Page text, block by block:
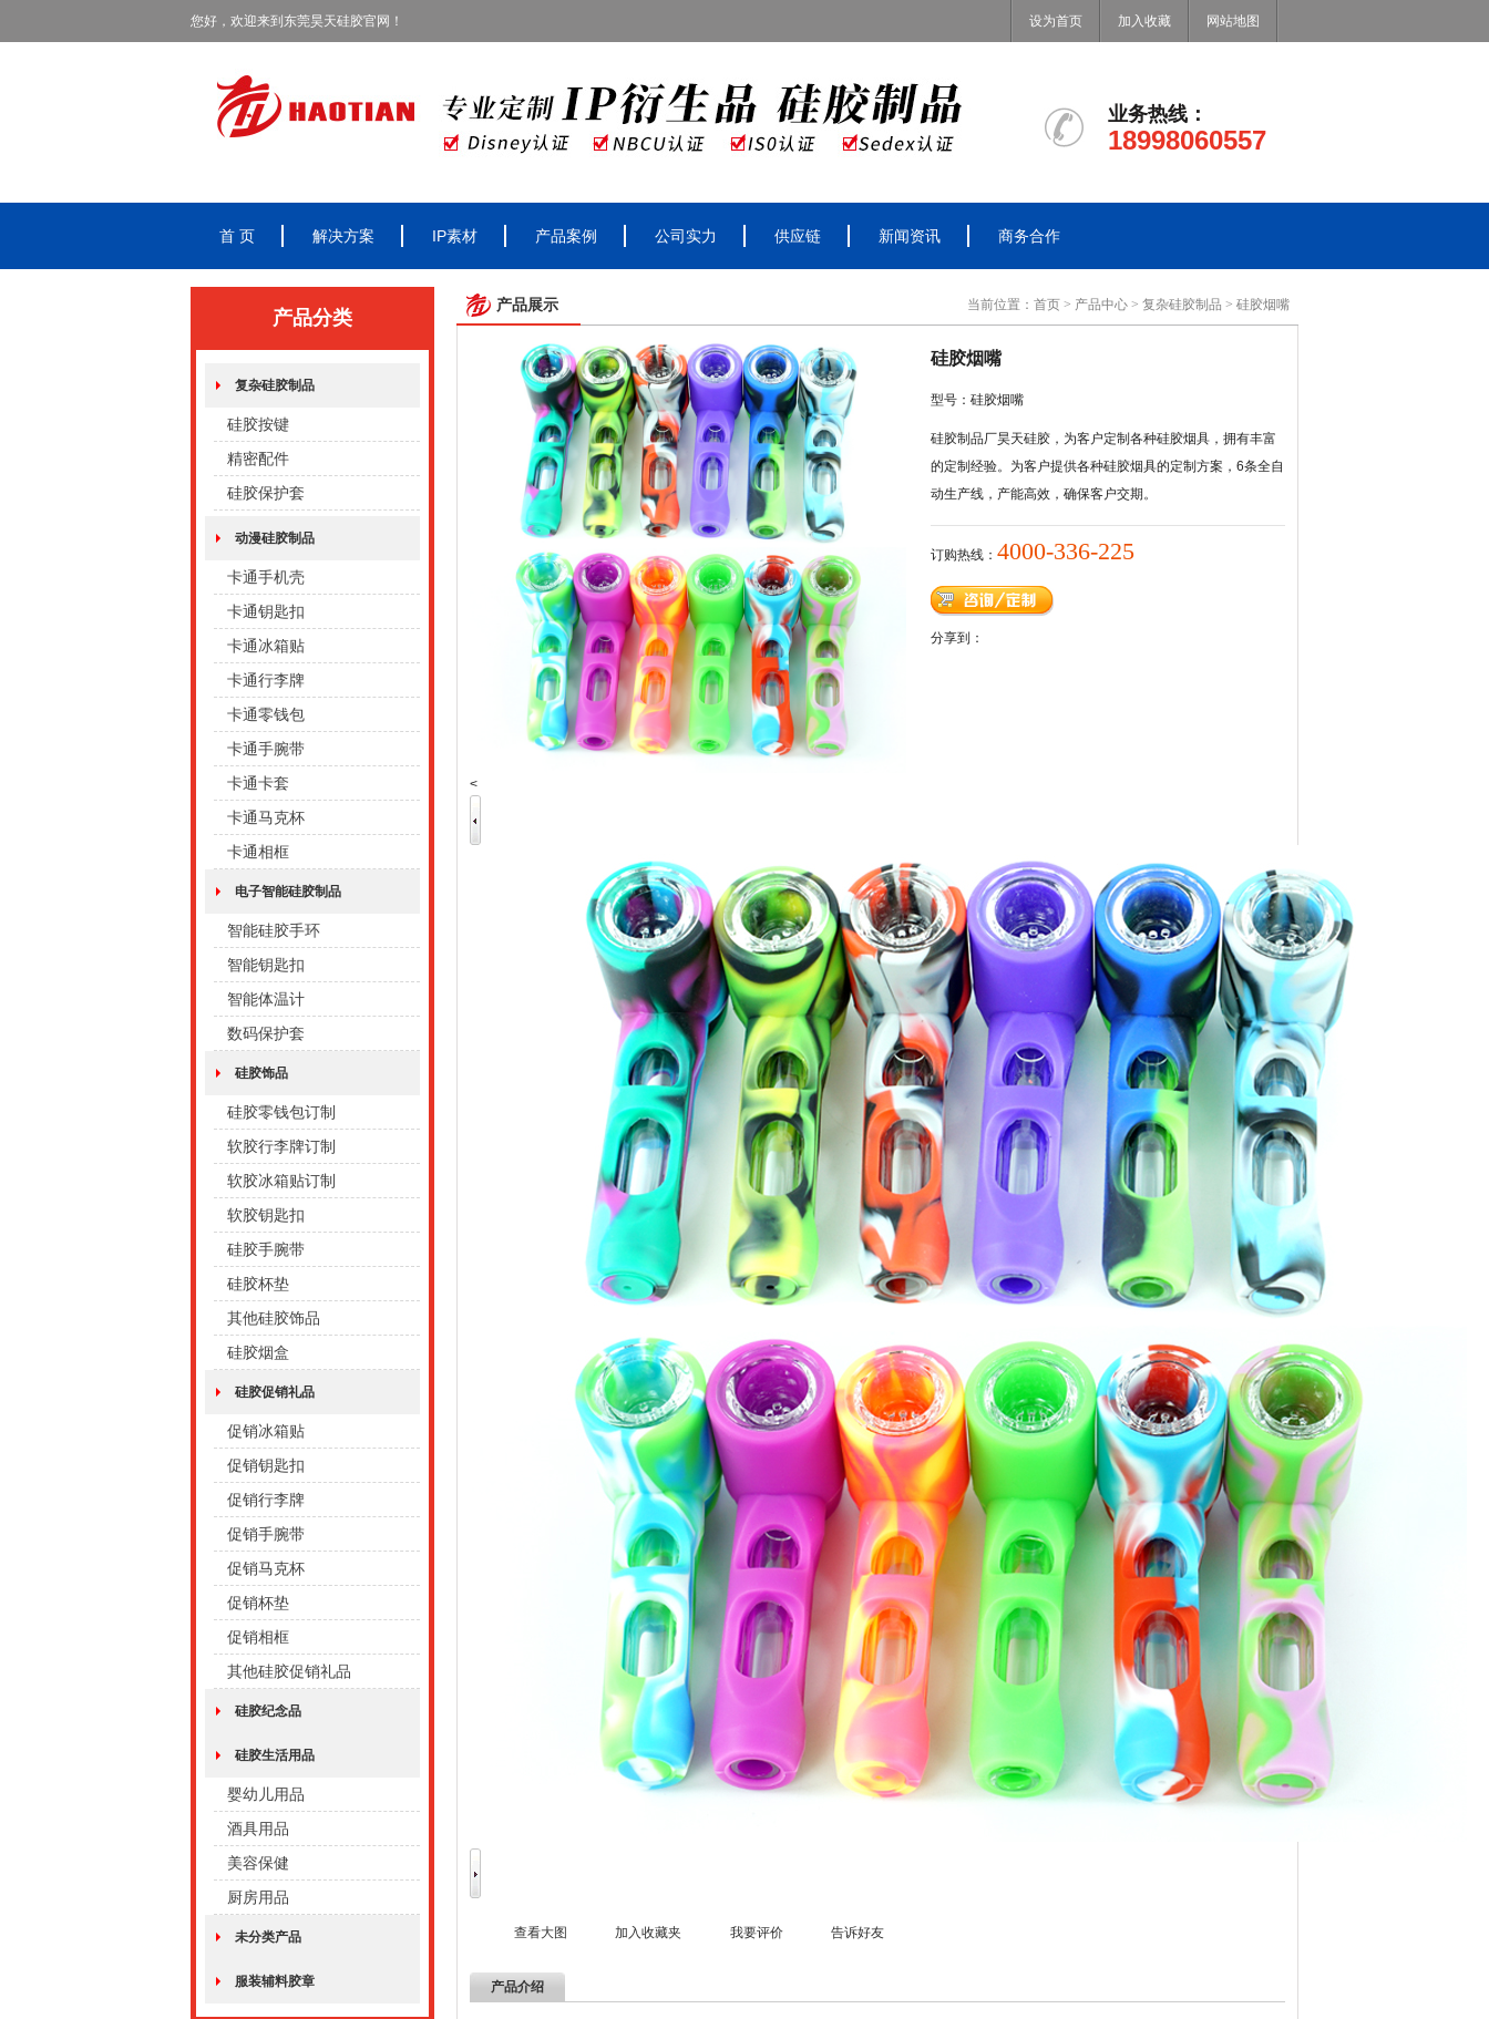
您好，欢迎来到东莞昊天硅胶官网！ 设为首页 加入收藏 网站地图
业务热线：
18998060557
首 页 解决方案 IP素材 产品案例 公司实力 供应链 新闻资讯 商务合作
产品分类
复杂硅胶制品
硅胶按键
精密配件
硅胶保护套
动漫硅胶制品
卡通手机壳
卡通钥匙扣
卡通冰箱贴
卡通行李牌
卡通零钱包
卡通手腕带
卡通卡套
卡通马克杯
卡通相框
电子智能硅胶制品
智能硅胶手环
智能钥匙扣
智能体温计
数码保护套
硅胶饰品
硅胶零钱包订制
软胶行李牌订制
软胶冰箱贴订制
软胶钥匙扣
硅胶手腕带
硅胶杯垫
其他硅胶饰品
硅胶烟盒
硅胶促销礼品
促销冰箱贴
促销钥匙扣
促销行李牌
促销手腕带
促销马克杯
促销杯垫
促销相框
其他硅胶促销礼品
硅胶纪念品
硅胶生活用品
婴幼儿用品
酒具用品
美容保健
厨房用品
未分类产品
服装辅料胶章
产品展示 当前位置： 首页 > 产品中心 > 复杂硅胶制品 > 硅胶烟嘴
<
查看大图 加入收藏夹 我要评价 告诉好友
硅胶烟嘴
型号：硅胶烟嘴
硅胶制品厂昊天硅胶，为客户定制各种硅胶烟具，拥有丰富
的定制经验。为客户提供各种硅胶烟具的定制方案，6条全自
动生产线，产能高效，确保客户交期。
订购热线： 4000-336-225
分享到：
产品介绍